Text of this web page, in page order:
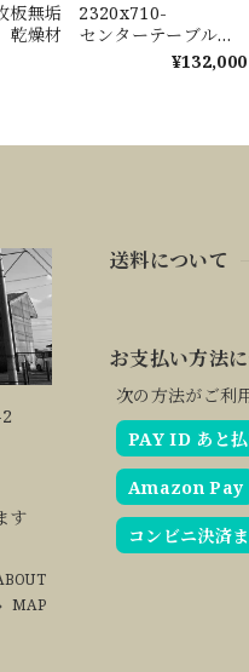
板無垢 2320x710-
燥材 センターテーブル
ーブル ウレタン塗装 セラウ
¥132,000
す
MAP
送料について
お支払い方法
次の方法がご利
PAY ID あと
Amazon Pay
コンビニ決済